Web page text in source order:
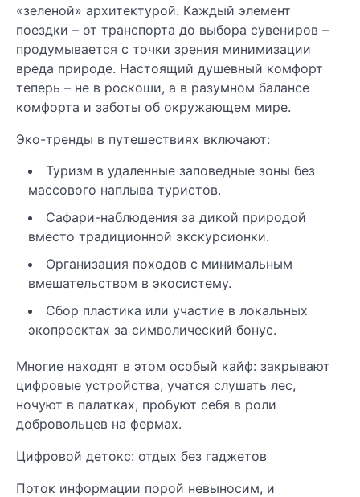
«зеленой» архитектурой. Каждый элемент
поездки – от транспорта до выбора сувениров –
продумывается с точки зрения минимизации
вреда природе. Настоящий душевный комфорт
теперь – не в роскоши, а в разумном балансе
комфорта и заботы об окружающем мире.
Эко-тренды в путешествиях включают:
Туризм в удаленные заповедные зоны без
массового наплыва туристов.
Сафари-наблюдения за дикой природой
вместо традиционной экскурсионки.
Организация походов с минимальным
вмешательством в экосистему.
Сбор пластика или участие в локальных
экопроектах за символический бонус.
Многие находят в этом особый кайф: закрывают
цифровые устройства, учатся слушать лес,
ночуют в палатках, пробуют себя в роли
добровольцев на фермах.
Цифровой детокс: отдых без гаджетов
Поток информации порой невыносим, и